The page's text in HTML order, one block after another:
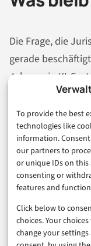
To provide the best
technologies like
information.
our partners to
or unique IDs on
consenting or
features and
Click below to
choices. Your
change your
Die Frage, die
gerade
Jahren ein KI-
verursacht – wer
Dokumentation
und die
keine
Regeln
welche davon
würden?